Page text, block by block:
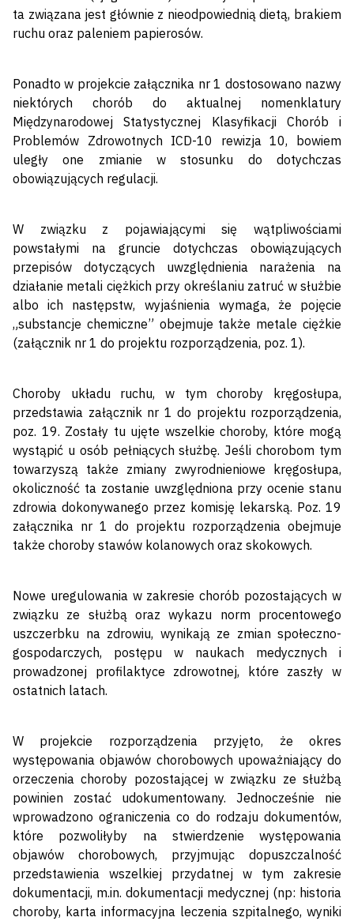
ta związana jest głównie z nieodpowiednią dietą, brakiem
ruchu oraz paleniem papierosów.
Ponadto w projekcie załącznika nr 1 dostosowano nazwy
niektórych chorób do aktualnej nomenklatury
Międzynarodowej Statystycznej Klasyfikacji Chorób i
Problemów Zdrowotnych ICD-10 rewizja 10, bowiem
uległy one zmianie w stosunku do dotychczas
obowiązujących regulacji.
W związku z pojawiającymi się wątpliwościami
powstałymi na gruncie dotychczas obowiązujących
przepisów dotyczących uwzględnienia narażenia na
działanie metali ciężkich przy określaniu zatruć w służbie
albo ich następstw, wyjaśnienia wymaga, że pojęcie
„substancje chemiczne” obejmuje także metale ciężkie
(załącznik nr 1 do projektu rozporządzenia, poz. 1).
Choroby układu ruchu, w tym choroby kręgosłupa,
przedstawia załącznik nr 1 do projektu rozporządzenia,
poz. 19. Zostały tu ujęte wszelkie choroby, które mogą
wystąpić u osób pełniących służbę. Jeśli chorobom tym
towarzyszą także zmiany zwyrodnieniowe kręgosłupa,
okoliczność ta zostanie uwzględniona przy ocenie stanu
zdrowia dokonywanego przez komisję lekarską. Poz. 19
załącznika nr 1 do projektu rozporządzenia obejmuje
także choroby stawów kolanowych oraz skokowych.
Nowe uregulowania w zakresie chorób pozostających w
związku ze służbą oraz wykazu norm procentowego
uszczerbku na zdrowiu, wynikają ze zmian społeczno-
gospodarczych, postępu w naukach medycznych i
prowadzonej profilaktyce zdrowotnej, które zaszły w
ostatnich latach.
W projekcie rozporządzenia przyjęto, że okres
występowania objawów chorobowych upoważniający do
orzeczenia choroby pozostającej w związku ze służbą
powinien zostać udokumentowany. Jednocześnie nie
wprowadzono ograniczenia co do rodzaju dokumentów,
które pozwoliłyby na stwierdzenie występowania
objawów chorobowych, przyjmując dopuszczalność
przedstawienia wszelkiej przydatnej w tym zakresie
dokumentacji, m.in. dokumentacji medycznej (np: historia
choroby, karta informacyjna leczenia szpitalnego, wyniki